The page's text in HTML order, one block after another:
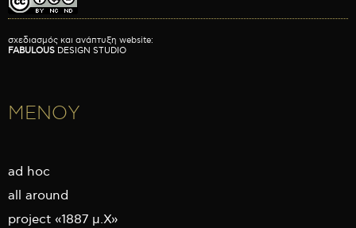
σχεδιασμός και ανάπτυξη website:
FABULOUS DESIGN STUDIO
ΜΕΝΟΥ
ad hoc
all around
project «1887 μ.Χ»